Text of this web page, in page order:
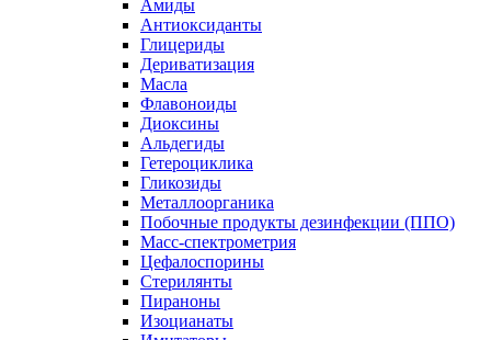
Амиды
Антиоксиданты
Глицериды
Дериватизация
Масла
Флавоноиды
Диоксины
Альдегиды
Гетероциклика
Гликозиды
Металлоорганика
Побочные продукты дезинфекции (ППО)
Масс-спектрометрия
Цефалоспорины
Стерилянты
Пираноны
Изоцианаты